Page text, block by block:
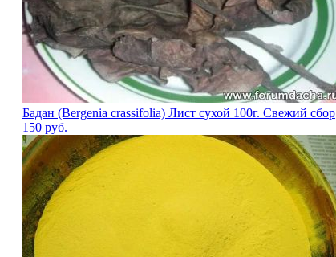
Бадан (Bergenia crassifolia) Лист сухой 100г. Свежий сбор
150 руб.